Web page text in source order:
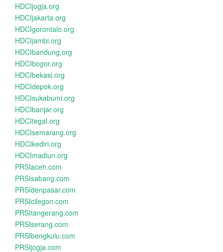
HDCIjogja.org
HDCIjakarta.org
HDCIgorontalo.org
HDCIjambi.org
HDCIbandung.org
HDCIbogor.org
HDCIbekasi.org
HDCIdepok.org
HDCIsukabumi.org
HDCIbanjar.org
HDCItegal.org
HDCIsemarang.org
HDCIkediri.org
HDCImadiun.org
PRSIaceh.com
PRSIsabang.com
PRSIdenpasar.com
PRSIcilegon.com
PRSItangerang.com
PRSIserang.com
PRSIbengkulu.com
PRSIjogja.com